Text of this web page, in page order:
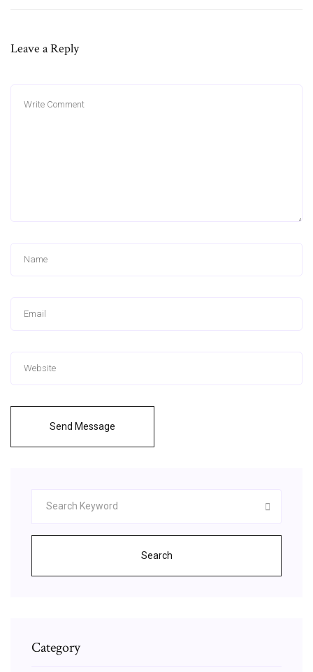
Leave a Reply
Send Message
Search
Category